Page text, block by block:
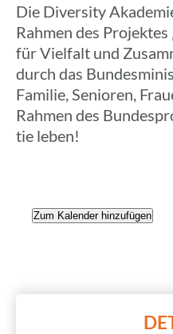
Die Diver­sity
Rahmen des
für Viel­falt und
durch das
Familie, Senio­ren,
Rahmen des
tie leben!
Zum Kalender hinzufügen